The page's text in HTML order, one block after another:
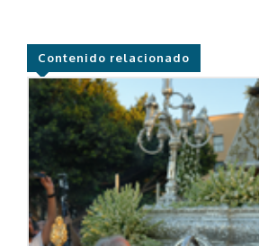
Contenido relacionado